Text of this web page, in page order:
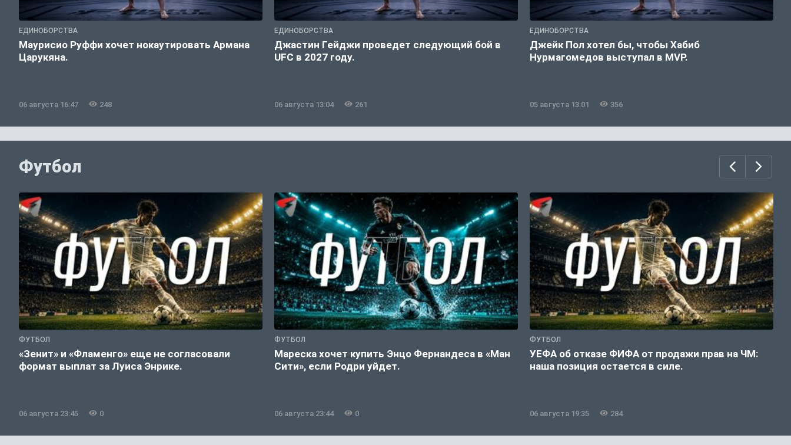
ЕДИНОБОРСТВА
Маурисио Руффи хочет нокаутировать Армана
Царукяна.
06 августа 16:47 248
ЕДИНОБОРСТВА
Джастин Гейджи проведет следующий бой в
UFC в 2027 году.
06 августа 13:04 261
ЕДИНОБОРСТВА
Джейк Пол хотел бы, чтобы Хабиб
Нурмагомедов выступал в MVP.
05 августа 13:01 356
Футбол
ФУТБОЛ
«Зенит» и «Фламенго» еще не согласовали
формат выплат за Луиса Энрике.
06 августа 23:45 0
ФУТБОЛ
Мареска хочет купить Энцо Фернандеса в «Ман
Сити», если Родри уйдет.
06 августа 23:44 0
ФУТБОЛ
УЕФА об отказе ФИФА от продажи прав на ЧМ:
наша позиция остается в силе.
06 августа 19:35 284